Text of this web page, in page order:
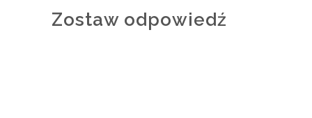
Zostaw odpowiedź